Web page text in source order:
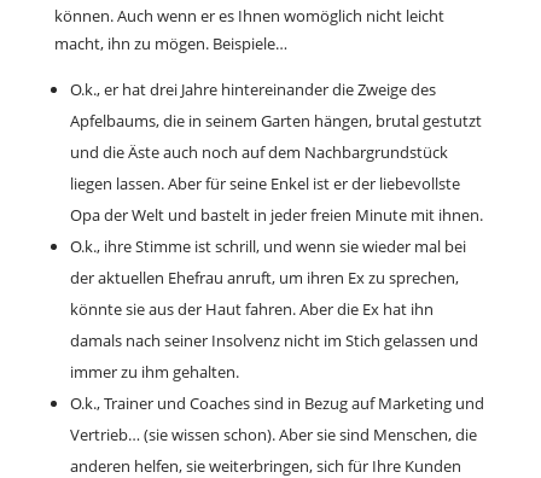
können. Auch wenn er es Ihnen womöglich nicht leicht
macht, ihn zu mögen. Beispiele…
O.k., er hat drei Jahre hintereinander die Zweige des
Apfelbaums, die in seinem Garten hängen, brutal gestutzt
und die Äste auch noch auf dem Nachbargrundstück
liegen lassen. Aber für seine Enkel ist er der liebevollste
Opa der Welt und bastelt in jeder freien Minute mit ihnen.
O.k., ihre Stimme ist schrill, und wenn sie wieder mal bei
der aktuellen Ehefrau anruft, um ihren Ex zu sprechen,
könnte sie aus der Haut fahren. Aber die Ex hat ihn
damals nach seiner Insolvenz nicht im Stich gelassen und
immer zu ihm gehalten.
O.k., Trainer und Coaches sind in Bezug auf Marketing und
Vertrieb… (sie wissen schon). Aber sie sind Menschen, die
anderen helfen, sie weiterbringen, sich für Ihre Kunden